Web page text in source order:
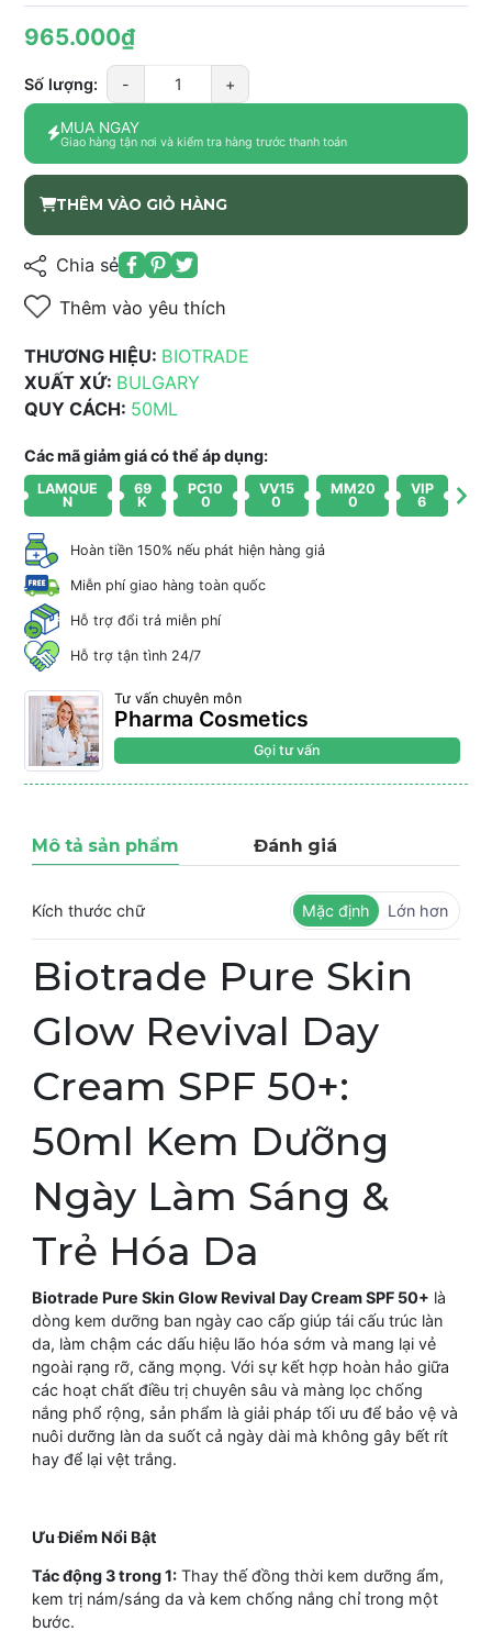
965.000₫
Số lượng: - +
MUA NGAY
Giao hàng tận nơi và kiểm tra hàng trước thanh toán
THÊM VÀO GIỎ HÀNG
Chia sẻ
Thêm vào yêu thích
THƯƠNG HIỆU: BIOTRADE
XUẤT XỨ: BULGARY
QUY CÁCH: 50ML
Các mã giảm giá có thể áp dụng:
LAMQUE
N
69
K
PC10
0
VV15
0
MM20
0
VIP
6
Hoàn tiền 150% nếu phát hiện hàng giả
Miễn phí giao hàng toàn quốc
Hỗ trợ đổi trả miễn phí
Hỗ trợ tận tình 24/7
Tư vấn chuyên môn
Pharma Cosmetics
Gọi tư vấn
Mô tả sản phẩm Đánh giá
Kích thước chữ Mặc định Lớn hơn
Biotrade Pure Skin
Glow Revival Day
Cream SPF 50+:
50ml Kem Dưỡng
Ngày Làm Sáng &
Trẻ Hóa Da
Biotrade Pure Skin Glow Revival Day Cream SPF 50+ là
dòng kem dưỡng ban ngày cao cấp giúp tái cấu trúc làn
da, làm chậm các dấu hiệu lão hóa sớm và mang lại vẻ
ngoài rạng rỡ, căng mọng. Với sự kết hợp hoàn hảo giữa
các hoạt chất điều trị chuyên sâu và màng lọc chống
nắng phổ rộng, sản phẩm là giải pháp tối ưu để bảo vệ và
nuôi dưỡng làn da suốt cả ngày dài mà không gây bết rít
hay để lại vệt trắng.
Ưu Điểm Nổi Bật
Tác động 3 trong 1: Thay thế đồng thời kem dưỡng ẩm,
kem trị nám/sáng da và kem chống nắng chỉ trong một
bước.